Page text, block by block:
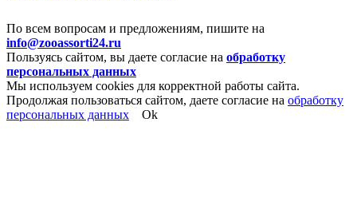
По всем вопросам и предложениям, пишите на
info@zooassorti24.ru
Пользуясь сайтом, вы даете согласие на обработку
персональных данных
Мы используем cookies для корректной работы сайта.
Продолжая пользоваться сайтом, даете согласие на обработку
персональных данных
Ok